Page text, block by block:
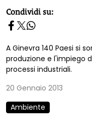
homepage h2
Condividi su:
A Ginevra 140 Paesi si
produzione e l'impiego
processi industriali.
20 Gennaio 2013
Ambiente